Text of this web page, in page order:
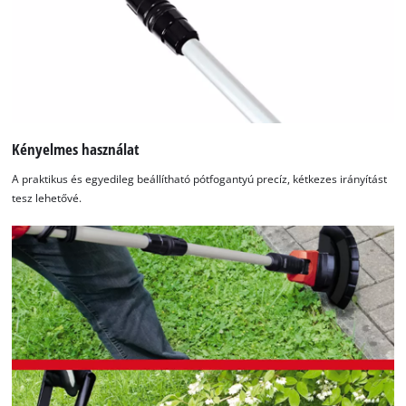
Kényelmes használat
A praktikus és egyedileg beállítható pótfogantyú precíz, kétkezes irányítást
tesz lehetővé.